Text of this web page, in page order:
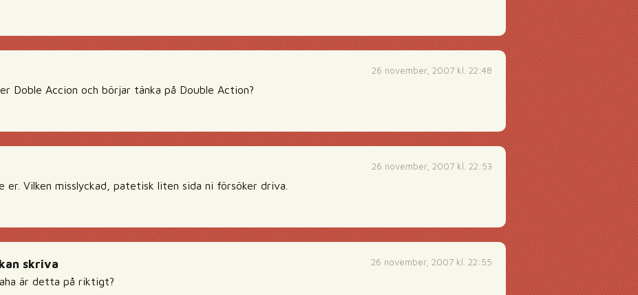
26 november, 2007 kl. 22:48
Doble Accion och börjar tänka på Double Action?
26 november, 2007 kl. 22:53
er. Vilken misslyckad, patetisk liten sida ni försöker driva.
26 november, 2007 kl. 22:55
skriva
är detta på riktigt?